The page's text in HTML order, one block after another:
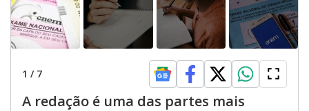
1 / 7
A redação é uma das partes mais